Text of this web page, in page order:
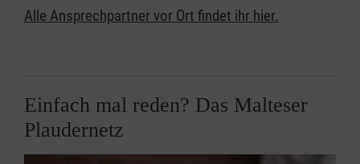
Alle Ansprechpartner vor Ort findet ihr hier.
Einfach mal reden? Das Malteser
Plaudernetz